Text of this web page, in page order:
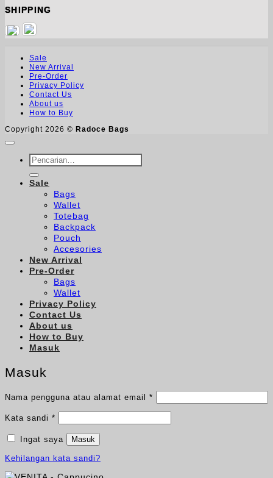
SHIPPING
Sale
New Arrival
Pre-Order
Privacy Policy
Contact Us
About us
How to Buy
Copyright 2026 © Radoce Bags
Pencarian
untuk:
Sale
Bags
Wallet
Totebag
Backpack
Pouch
Accesories
New Arrival
Pre-Order
Bags
Wallet
Privacy Policy
Contact Us
About us
How to Buy
Masuk
Masuk
Nama pengguna atau alamat email *
Kata sandi *
Ingat saya Masuk
Kehilangan kata sandi?